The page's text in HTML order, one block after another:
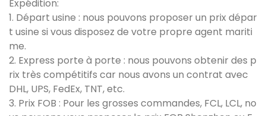
Expédition:
1. Départ usine : nous pouvons proposer un prix dépar
t usine si vous disposez de votre propre agent mariti
me.
2. Express porte à porte : nous pouvons obtenir des p
rix très compétitifs car nous avons un contrat avec
DHL, UPS, FedEx, TNT, etc.
3. Prix FOB : Pour les grosses commandes, FCL, LCL, no